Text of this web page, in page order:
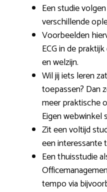
Een studie
verschillende
Voorbeelden
ECG in de
en welzijn.
Wil jij iets leren
toepassen? Dan
meer praktische
Eigen webwinkel
Zit een voltijd
een interessante
Een thuisstudie
tempo via